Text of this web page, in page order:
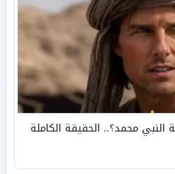
محمد؟.. الحقيقة الكاملة